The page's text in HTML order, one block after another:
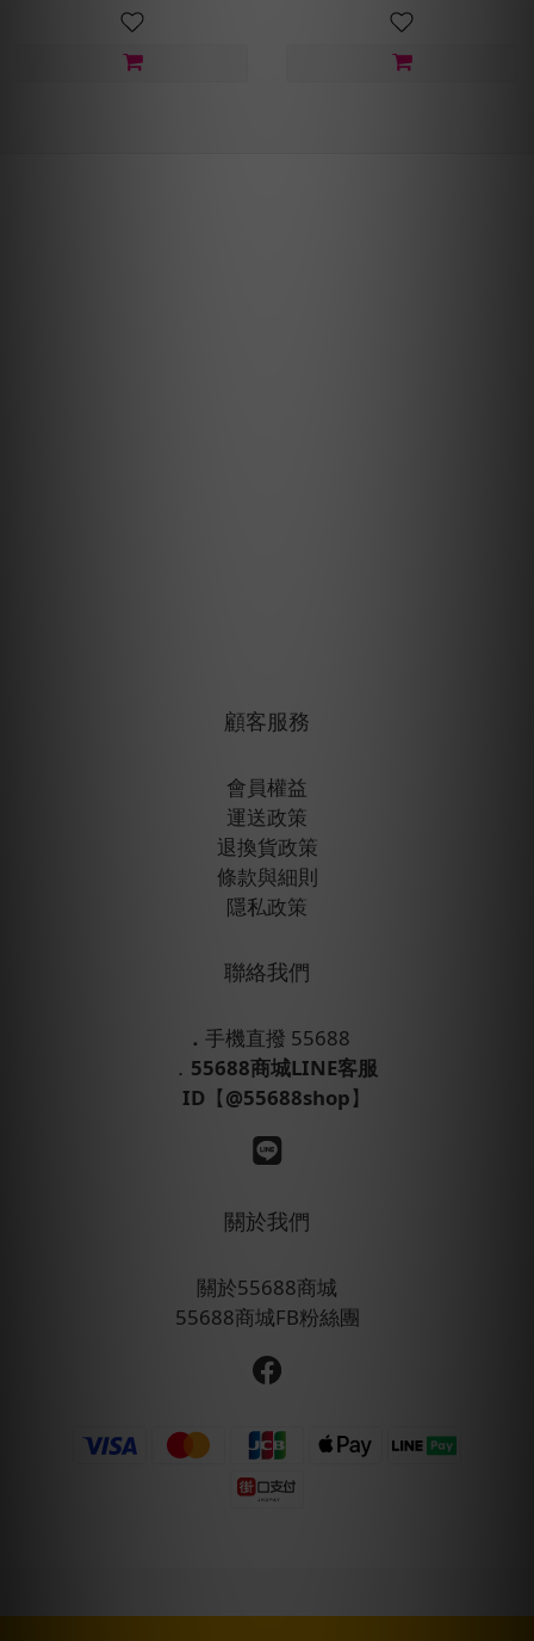
顧客服務
會員權益
運送政策
退換貨政策
條款與細則
隱私政策
聯絡我們
． 手機直撥 55688
． 55688商城LINE客服
ID 【@55688shop】
關於我們
關於55688商城
55688商城FB粉絲團